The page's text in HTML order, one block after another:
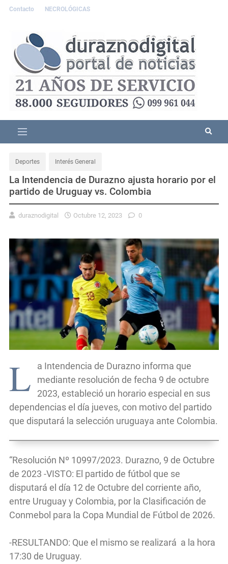
Contacto NECROLÓGICAS
Deportes Interés General
La Intendencia de Durazno ajusta horario por el
partido de Uruguay vs. Colombia
duraznodigital Octubre 12, 2023 0
L
a Intendencia de Durazno informa que
mediante resolución de fecha 9 de octubre
2023, estableció un horario especial en sus
dependencias el día jueves, con motivo del partido
que disputará la selección uruguaya ante Colombia.
“Resolución Nº 10997/2023. Durazno, 9 de Octubre
de 2023 -VISTO: El partido de fútbol que se
disputará el día 12 de Octubre del corriente año,
entre Uruguay y Colombia, por la Clasificación de
Conmebol para la Copa Mundial de Fútbol de 2026.
-RESULTANDO: Que el mismo se realizará a la hora
17:30 de Uruguay.